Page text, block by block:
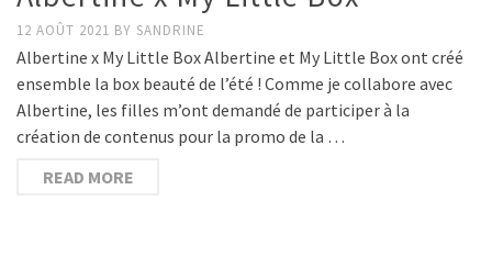
12 AOÛT 2021 BY SANDRINE
Albertine x My Little Box Albertine et My Little Box ont créé
ensemble la box beauté de l’été ! Comme je collabore avec
Albertine, les filles m’ont demandé de participer à la
création de contenus pour la promo de la …
READ MORE